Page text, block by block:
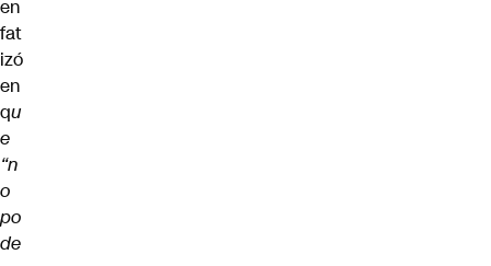
en
fat
izó
en
qu
e
“n
o
po
de